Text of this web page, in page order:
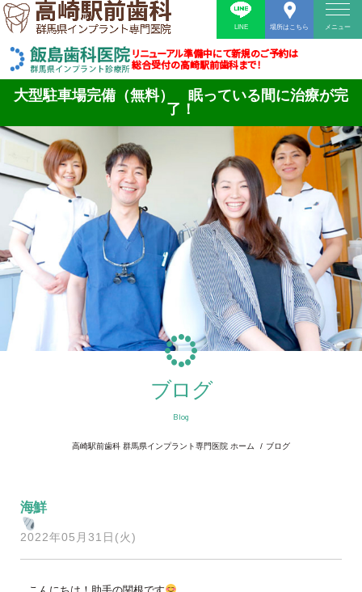
LINE 場所はこちら メニュー
リニューアル準備中にて新規のご予約は
総合受付の高崎駅前歯科まで！
大型駐車場完備（無料） 眠っている間に治療が完
了！
ブログ
Blog
高崎駅前歯科 群馬県インプラント専門医院 ホーム ブログ
海鮮
2022年05月31日(火)